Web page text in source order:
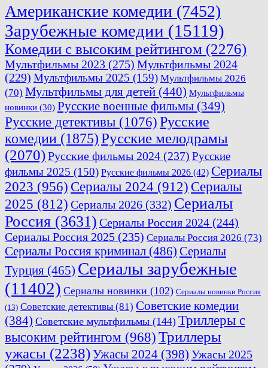
Американские комедии (7452)
Зарубежные комедии (15119)
Комедии с высоким рейтингом (2276)
Мультфильмы 2023 (275) Мультфильмы 2024
(229) Мультфильмы 2025 (159) Мультфильмы 2026
(70) Мультфильмы для детей (440) Мультфильмы
новинки (30) Русские военные фильмы (349)
Русские детективы (1076)Русские
комедии (1875)Русские мелодрамы
(2070)Русские фильмы 2024 (237) Русские
фильмы 2025 (150) Русские фильмы 2026 (42) Сериалы
2023 (956) Сериалы 2024 (912) Сериалы
2025 (812) Сериалы 2026 (332) Сериалы
Россия (3631) Сериалы Россия 2024 (244)
Сериалы Россия 2025 (235) Сериалы Россия 2026 (73)
Сериалы Россия криминал (486) Сериалы
Турция (465) Сериалы зарубежные
(11402) Сериалы новинки (102) Сериалы новинки Россия
(13) Советские детективы (81) Советские комедии
(384) Советские мультфильмы (144) Триллеры с
высоким рейтингом (968) Триллеры
ужасы (2238)Ужасы 2024 (398) Ужасы 2025